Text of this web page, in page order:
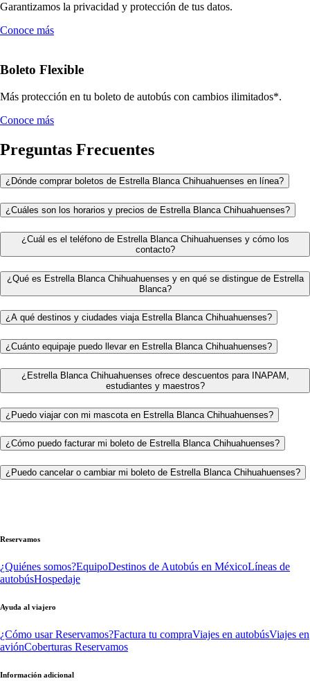
Garantizamos la privacidad y protección de tus datos.
Conoce más
Boleto Flexible
Más protección en tu boleto de autobús con cambios ilimitados*.
Conoce más
Preguntas Frecuentes
¿Dónde comprar boletos de Estrella Blanca Chihuahuenses en línea?
¿Cuáles son los horarios y precios de Estrella Blanca Chihuahuenses?
¿Cuál es el teléfono de Estrella Blanca Chihuahuenses y cómo los
contacto?
¿Qué es Estrella Blanca Chihuahuenses y en qué se distingue de Estrella
Blanca?
¿A qué destinos y ciudades viaja Estrella Blanca Chihuahuenses?
¿Cuánto equipaje puedo llevar en Estrella Blanca Chihuahuenses?
¿Estrella Blanca Chihuahuenses ofrece descuentos para INAPAM,
estudiantes y maestros?
¿Puedo viajar con mi mascota en Estrella Blanca Chihuahuenses?
¿Cómo puedo facturar mi boleto de Estrella Blanca Chihuahuenses?
¿Puedo cancelar o cambiar mi boleto de Estrella Blanca Chihuahuenses?
Reservamos
¿Quiénes somos?EquipoDestinos de Autobús en MéxicoLíneas de
autobúsHospedaje
Ayuda al viajero
¿Cómo usar Reservamos?Factura tu compraViajes en autobúsViajes en
aviónCoberturas Reservamos
Información adicional